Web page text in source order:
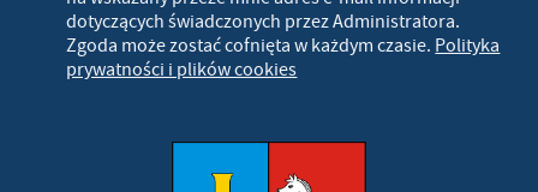
dotyczących świadczonych przez Administratora.
Zgoda może zostać cofnięta w każdym czasie. Polityka
prywatności i plików cookies